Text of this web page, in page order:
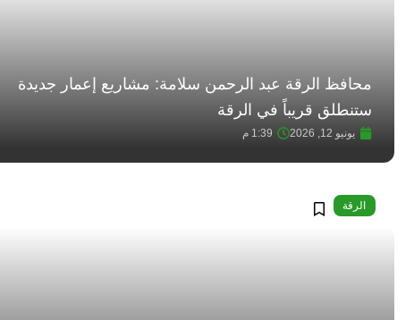
محافظ الرقة عبد الرحمن سلامة: مشاريع إعمار جديدة
ستنطلق قريباً في الرقة
يونيو 12, 2026 1:39 م
الرقة